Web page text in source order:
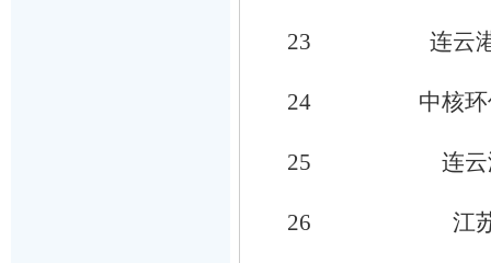
23 连云
24 中核
25 连
26 江